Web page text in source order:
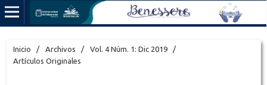
Inicio / Archivos / Vol. 4 Núm. 1: Dic 2019
/
Artículos Originales